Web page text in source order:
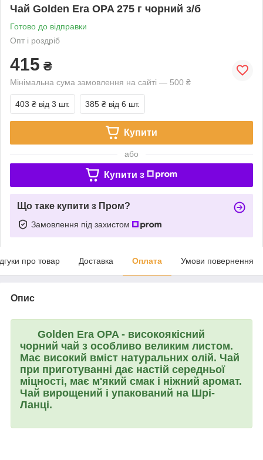
Чай Golden Era OPA 275 г чорний з/б
Готово до відправки
Опт і роздріб
415 ₴
Мінімальна сума замовлення на сайті — 500 ₴
403 ₴ від 3 шт. 385 ₴ від 6 шт.
Купити
або
Купити з
Що таке купити з Пром?
Замовлення під захистом
про товар Доставка Оплата Умови повернення
Опис
Golden Era OPA - високоякісний
чорний чай з особливо великим листом.
Має високий вміст натуральних олій. Чай
при приготуванні дає настій середньої
міцності, має м'який смак і ніжний аромат.
Чай вирощений і упакований на Шрі-
Ланці.